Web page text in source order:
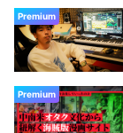
Premium
Premium